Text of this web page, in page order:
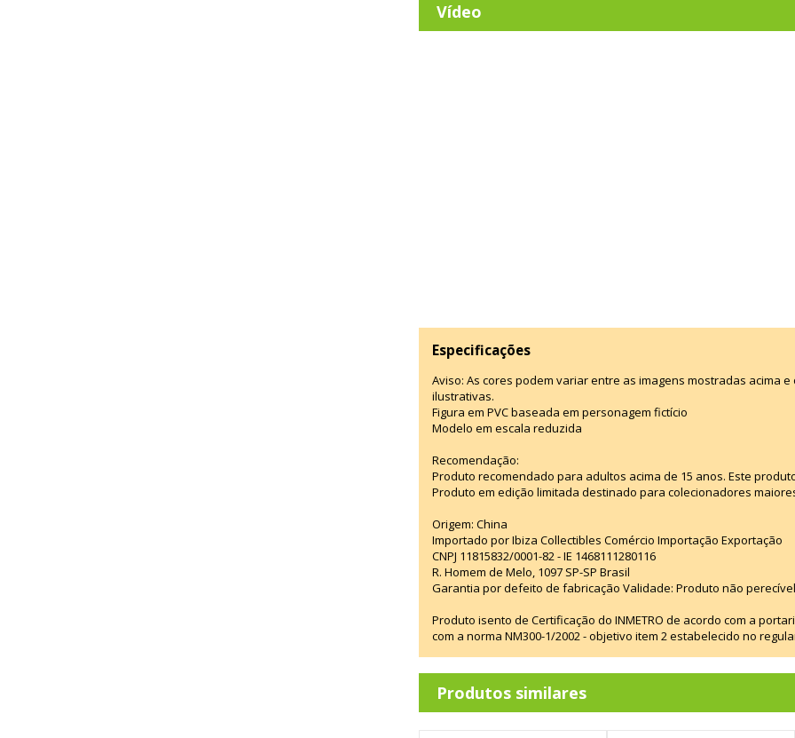
Vídeo
Especificações
Aviso: As cores podem variar entre as imagens mostradas acima
ilustrativas.
Figura em PVC baseada em personagem fictício
Modelo em escala reduzida
Recomendação:
Produto recomendado para adultos acima de 15 anos. Este
Produto em edição limitada destinado para colecionadores
Origem: China
Importado por Ibiza Collectibles Comércio Importação Exportação
CNPJ 11815832/0001-82 - IE 1468111280116
R. Homem de Melo, 1097 SP-SP Brasil
Garantia por defeito de fabricação Validade: Produto não
Produto isento de Certificação do INMETRO de acordo com a
com a norma NM300-1/2002 - objetivo item 2 estabelecido no
Produtos similares